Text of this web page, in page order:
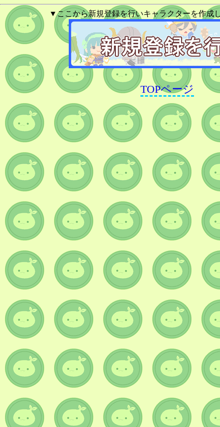
▼ここから新規登録を行いキャラクターを作成
TOPページ